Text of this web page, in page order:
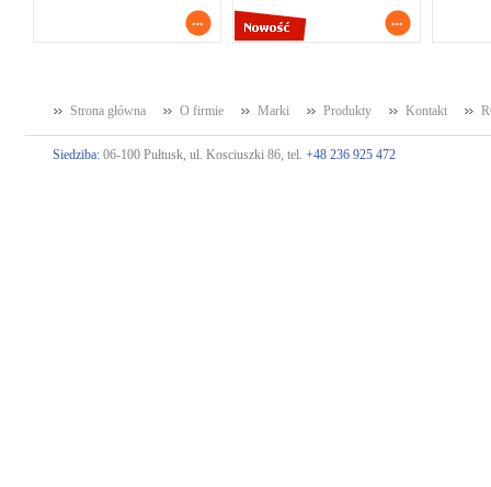
Strona główna O firmie Marki Produkty Kontakt
Siedziba: 06-100 Pułtusk, ul. Kosciuszki 86, tel. +48 236 925 472